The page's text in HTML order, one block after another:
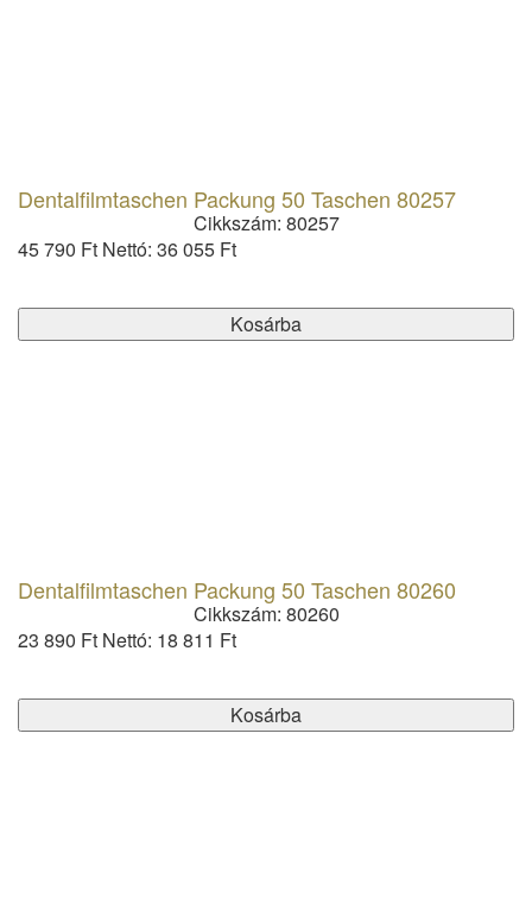
Dentalfilmtaschen Packung 50 Taschen 80257
Cikkszám: 80257
45 790 Ft Nettó: 36 055 Ft
Kosárba
Dentalfilmtaschen Packung 50 Taschen 80260
Cikkszám: 80260
23 890 Ft Nettó: 18 811 Ft
Kosárba